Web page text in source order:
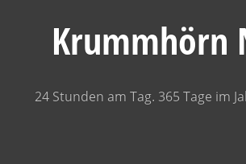
Krummhörn
24 Stunden am Tag. 365 Tage im